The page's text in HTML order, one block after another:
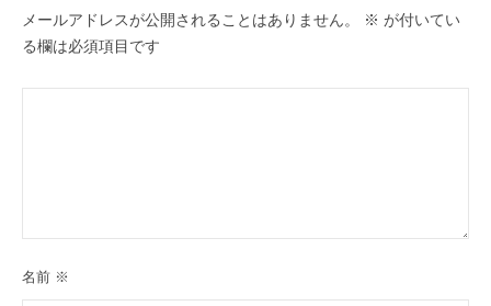
メールアドレスが公開されることはありません。 ※ が付いてい
る欄は必須項目です
名前 ※